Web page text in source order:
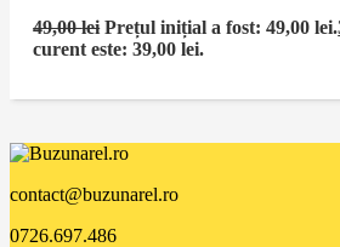
49,00lei Prețul inițial a fost: 49,00 lei.
curent este: 39,00 lei.
contact@buzunarel.ro
0726.697.486